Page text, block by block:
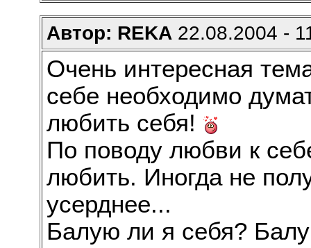
Автор: REKA 22.08.2004 -
Очень интересная
себе необходимо
любить себя!
По поводу любви к
любить. Иногда не
усерднее...
Балую ли я себя?